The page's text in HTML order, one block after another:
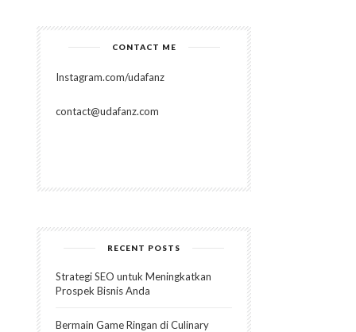
CONTACT ME
Instagram.com/udafanz
contact@udafanz.com
RECENT POSTS
Strategi SEO untuk Meningkatkan
Prospek Bisnis Anda
Bermain Game Ringan di Culinary